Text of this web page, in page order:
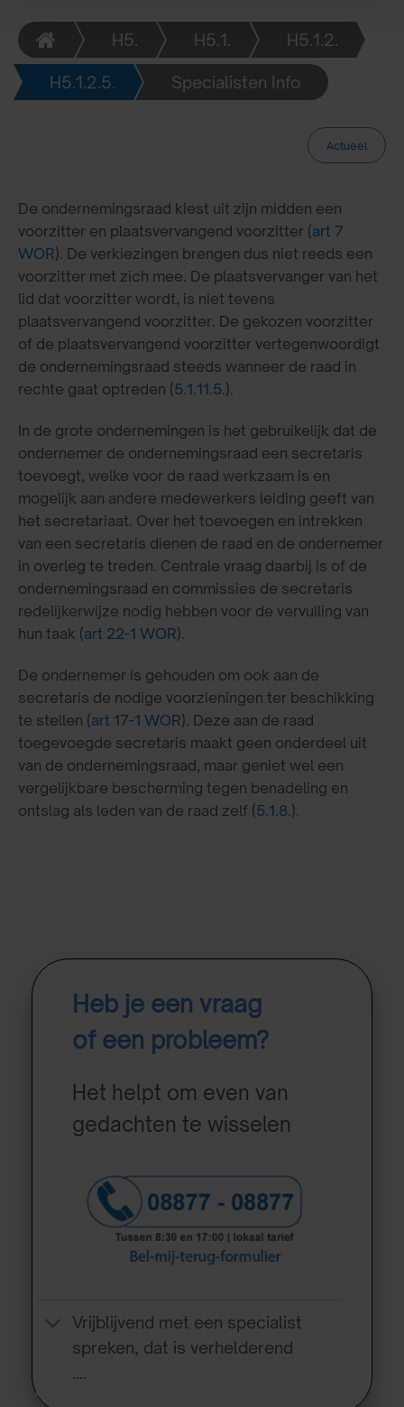
H5. H5.1. H5.1.2.
H5.1.2.5. Specialisten Info
Actueel
De ondernemingsraad kiest uit zijn midden een
voorzitter en plaatsvervangend voorzitter (art 7
WOR). De verkiezingen brengen dus niet reeds een
voorzitter met zich mee. De plaatsvervanger van het
lid dat voorzitter wordt, is niet tevens
plaatsvervangend voorzitter. De gekozen voorzitter
of de plaatsvervangend voorzitter vertegenwoordigt
de ondernemingsraad steeds wanneer de raad in
rechte gaat optreden (5.1.11.5.).
In de grote ondernemingen is het gebruikelijk dat de
ondernemer de ondernemingsraad een secretaris
toevoegt, welke voor de raad werkzaam is en
mogelijk aan andere medewerkers leiding geeft van
het secretariaat. Over het toevoegen en intrekken
van een secretaris dienen de raad en de ondernemer
in overleg te treden. Centrale vraag daarbij is of de
ondernemingsraad en commissies de secretaris
redelijkerwijze nodig hebben voor de vervulling van
hun taak (art 22-1 WOR).
De ondernemer is gehouden om ook aan de
secretaris de nodige voorzieningen ter beschikking
te stellen (art 17-1 WOR). Deze aan de raad
toegevoegde secretaris maakt geen onderdeel uit
van de ondernemingsraad, maar geniet wel een
vergelijkbare bescherming tegen benadeling en
ontslag als leden van de raad zelf (5.1.8.).
Heb je een vraag
of een probleem?
Het helpt om even van
gedachten te wisselen
Vrijblijvend met een specialist
spreken, dat is verhelderend
….